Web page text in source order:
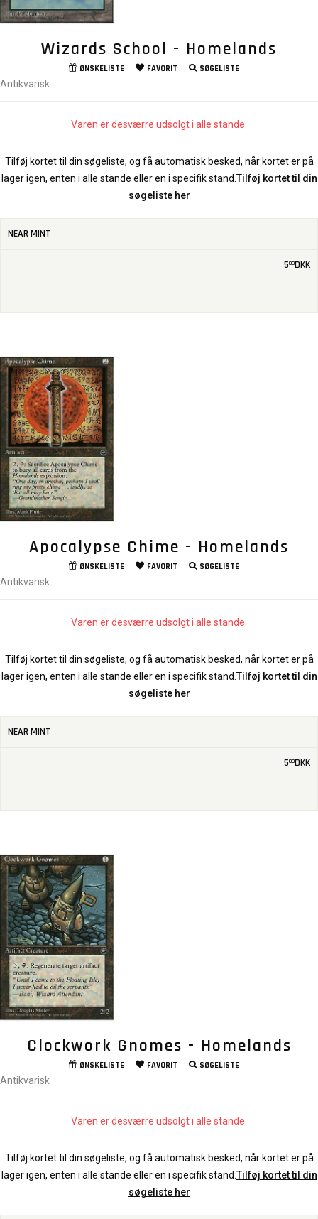
Wizards School - Homelands
ØNSKELISTE FAVORIT SØGELISTE
Antikvarisk
Varen er desværre udsolgt i alle stande.
Tilføj kortet til din søgeliste, og få automatisk besked, når kortet er på
lager igen, enten i alle stande eller en i specifik stand. Tilføj kortet til din
søgeliste her
NEAR MINT
500DKK
Apocalypse Chime - Homelands
ØNSKELISTE FAVORIT SØGELISTE
Antikvarisk
Varen er desværre udsolgt i alle stande.
Tilføj kortet til din søgeliste, og få automatisk besked, når kortet er på
lager igen, enten i alle stande eller en i specifik stand.Tilføj kortet til din
søgeliste her
NEAR MINT
500DKK
Clockwork Gnomes - Homelands
ØNSKELISTE FAVORIT SØGELISTE
Antikvarisk
Varen er desværre udsolgt i alle stande.
Tilføj kortet til din søgeliste, og få automatisk besked, når kortet er på
lager igen, enten i alle stande eller en i specifik stand. Tilføj kortet til din
søgeliste her